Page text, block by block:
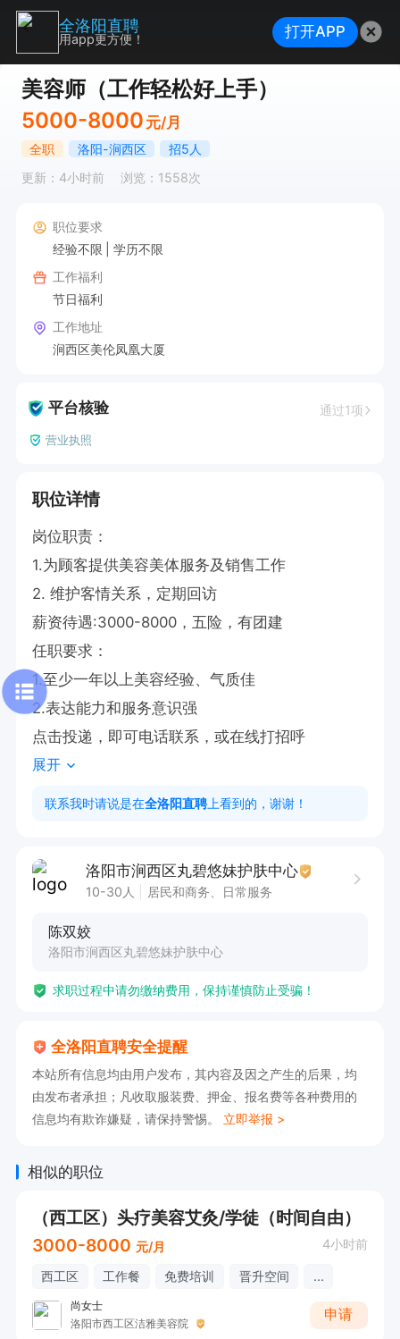
美容师（工作轻松好上手）
5000-8000 元/月
全职 洛阳-涧西区
招5人
更新：4小时前
浏览：1558次
职位要求
经验不限
学历不限
工作福利
节日福利
工作地址
涧西区美伦凤凰大厦
平台核验 通过1项
营业执照
职位详情
岗位职责：
1.为顾客提供美容美体服务及销售工作
2. 维护客情关系，定期回访
薪资待遇:3000-8000，五险，有团建
任职要求：
1.至少一年以上美容经验、气质佳
2.表达能力和服务意识强
点击投递，即可电话联系，或在线打招呼
展开
联系我时请说是在全洛阳直聘 上看到的，谢谢！
洛阳市涧西区丸碧悠妹护肤中心
10-30人 居民和商务、日常服务
陈双姣
洛阳市涧西区丸碧悠妹护肤中心
求职过程中请勿缴纳费用，保持谨慎防止受骗！
全洛阳直聘安全提醒
本站所有信息均由用户发布，其内容及因之产生的后果，均
由发布者承担；凡收取服装费、押金、报名费等各种费用的
信息均有欺诈嫌疑，请保持警惕。 立即举报 >
相似的职位
（西工区）头疗美容艾灸/学徒（时间自由）
3000-8000 元/月 4小时前
西工区 工作餐 免费培训 晋升空间 ...
尚女士
洛阳市西工区洁雅美容院
申请
全洛阳直聘
用app更方便！ 打开APP